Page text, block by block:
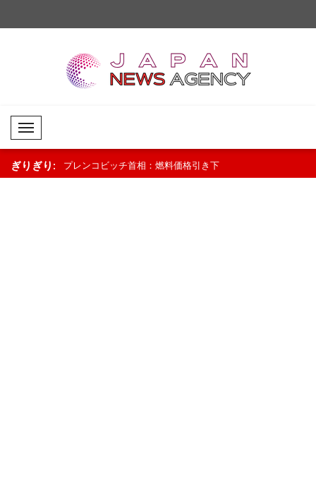
Mobil Menü
ぎりぎり:
価格引き下 WHO：チャドで地域に根ざしたアプロ